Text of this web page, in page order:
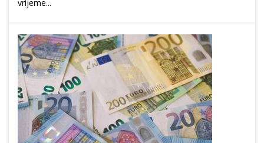
vrijeme...